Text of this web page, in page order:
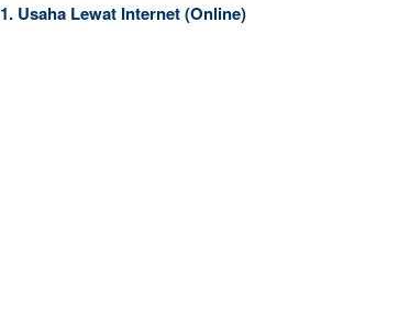
1. Usaha Lewat Internet (Online)